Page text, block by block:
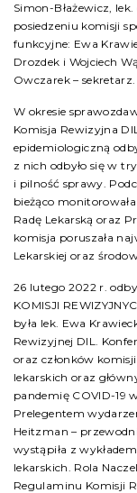
Simon-Błażewicz,
posiedzeniu komisji
funkcyjne: Ewa
Drozdek i Wojciech
Owczarek – sekretarz.
W okresie
Komisja Rewizyjna
epidemiologiczną
z nich odbyło się w
i pilność sprawy.
bieżąco
Radę Lekarską oraz
komisja poruszała
Lekarskiej oraz
26 lutego 2022 r.
KOMISJI
była lek. Ewa
Rewizyjnej DIL.
oraz członków
lekarskich oraz
pandemię COVID-19
Prelegentem
Heitzman –
wystąpiła z
lekarskich. Rola
Regulaminu Komisji